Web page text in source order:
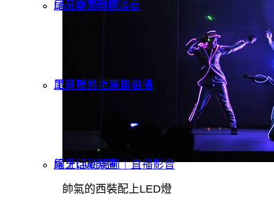
Live樂團現場演奏
工商影片｜廣告拍攝
線上活動規劃｜直播影音
尾牙春酒舞團
尾牙模仿搞笑節目
尾牙Live樂團
帥氣的西裝配上LED燈